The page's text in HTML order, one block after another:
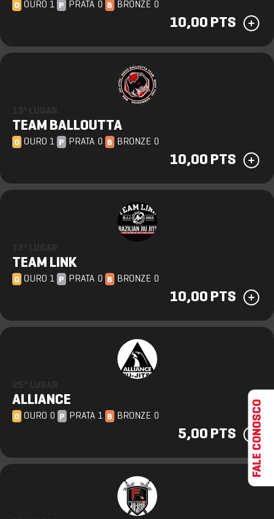
O OURO 1 P PRATA 0 B BRONZE 0
10,00 PTS
TEAM BALLOUTTA
O OURO 1 P PRATA 0 B BRONZE 0
10,00 PTS
TEAM LINK
O OURO 1 P PRATA 0 B BRONZE 0
10,00 PTS
ALLIANCE
O OURO 0 P PRATA 1 B BRONZE 0
5,00 PTS FALE CONOSCO